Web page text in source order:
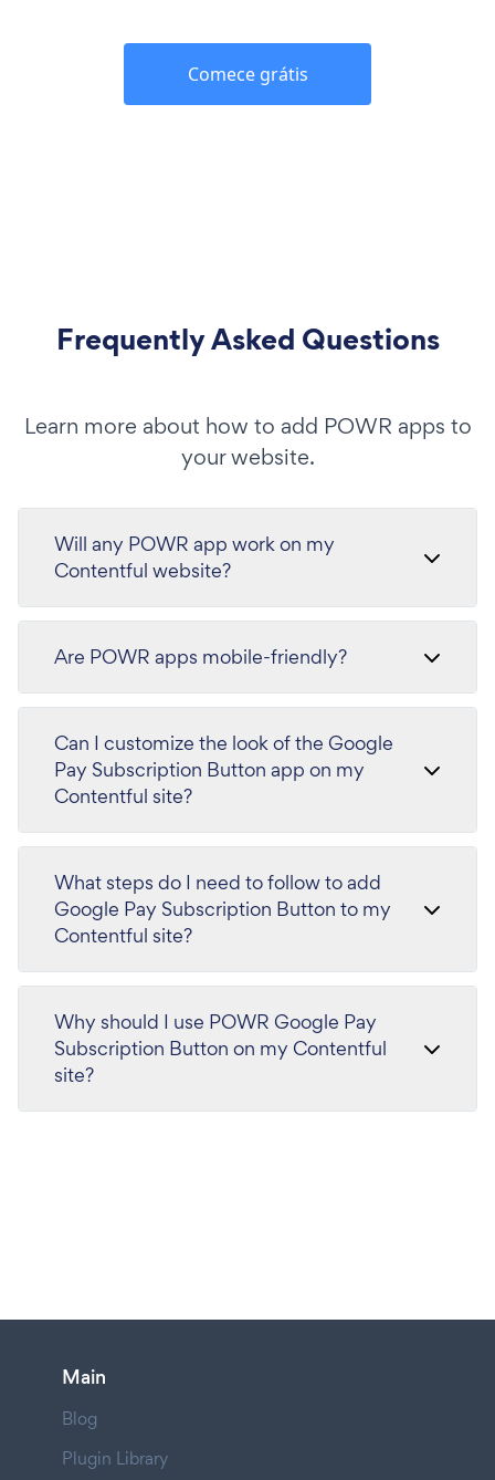
Comece grátis
Frequently Asked Questions
Learn more about how to add POWR apps to
your website.
Will any POWR app work on my
Contentful website?
Are POWR apps mobile-friendly?
Can I customize the look of the Google
Pay Subscription Button app on my
Contentful site?
What steps do I need to follow to add
Google Pay Subscription Button to my
Contentful site?
Why should I use POWR Google Pay
Subscription Button on my Contentful
site?
Main
Blog
Plugin Library